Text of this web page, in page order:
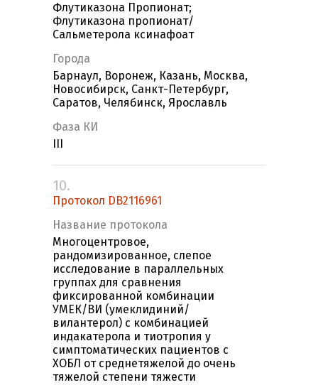
Флутиказона Пропионат;
Флутиказона пропионат/
Сальметерола ксинафоат
Города
Барнаул, Воронеж, Казань, Москва,
Новосибирск, Санкт-Петербург,
Саратов, Челябинск, Ярославль
Фаза КИ
10.
Протокол DB2116961
Название протокола
Многоцентровое,
рандомизированное, слепое
исследование в параллельных
группах для сравнения
фиксированной комбинации
УМЕК/ВИ (умеклидиний/
вилантерол) с комбинацией
индакатерола и тиотропия у
симптоматических пациентов с
ХОБЛ от среднетяжелой до очень
тяжелой степени тяжести